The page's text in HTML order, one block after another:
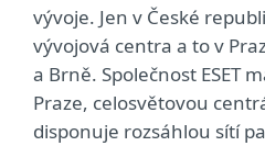
vývoje. Jen v České
vývojová centra a to v
a Brně. Společnost ESET
Praze, celosvětovou
disponuje rozsáhlou sítí